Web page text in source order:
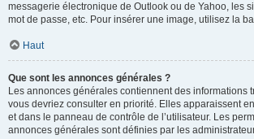
messagerie électronique de Outlook ou de Yahoo, les
mot de passe, etc. Pour insérer une image, utilisez la
Haut
Que sont les annonces générales ?
Les annonces générales contiennent des informations
vous devriez consulter en priorité. Elles apparaissent
et dans le panneau de contrôle de l’utilisateur. Les
annonces générales sont définies par les